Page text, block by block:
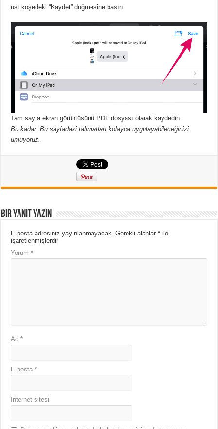
üst köşedeki “Kaydet” düğmesine basın.
Tam sayfa ekran görüntüsünü PDF dosyası olarak kaydedin
Bu kadar. Bu sayfadaki talimatları kolayca uygulayabileceğinizi
umuyoruz.
Bir yanıt yazın
E-posta adresiniz yayınlanmayacak. Gerekli alanlar* ile
işaretlenmişlerdir
Yorum*
Ad*
E-posta*
İnternet sitesi